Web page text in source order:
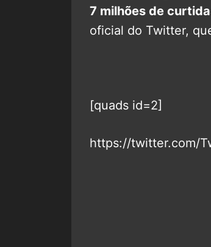
7 milhões de
oficial do Twitter,
[quads id=2]
https://twitter.com/